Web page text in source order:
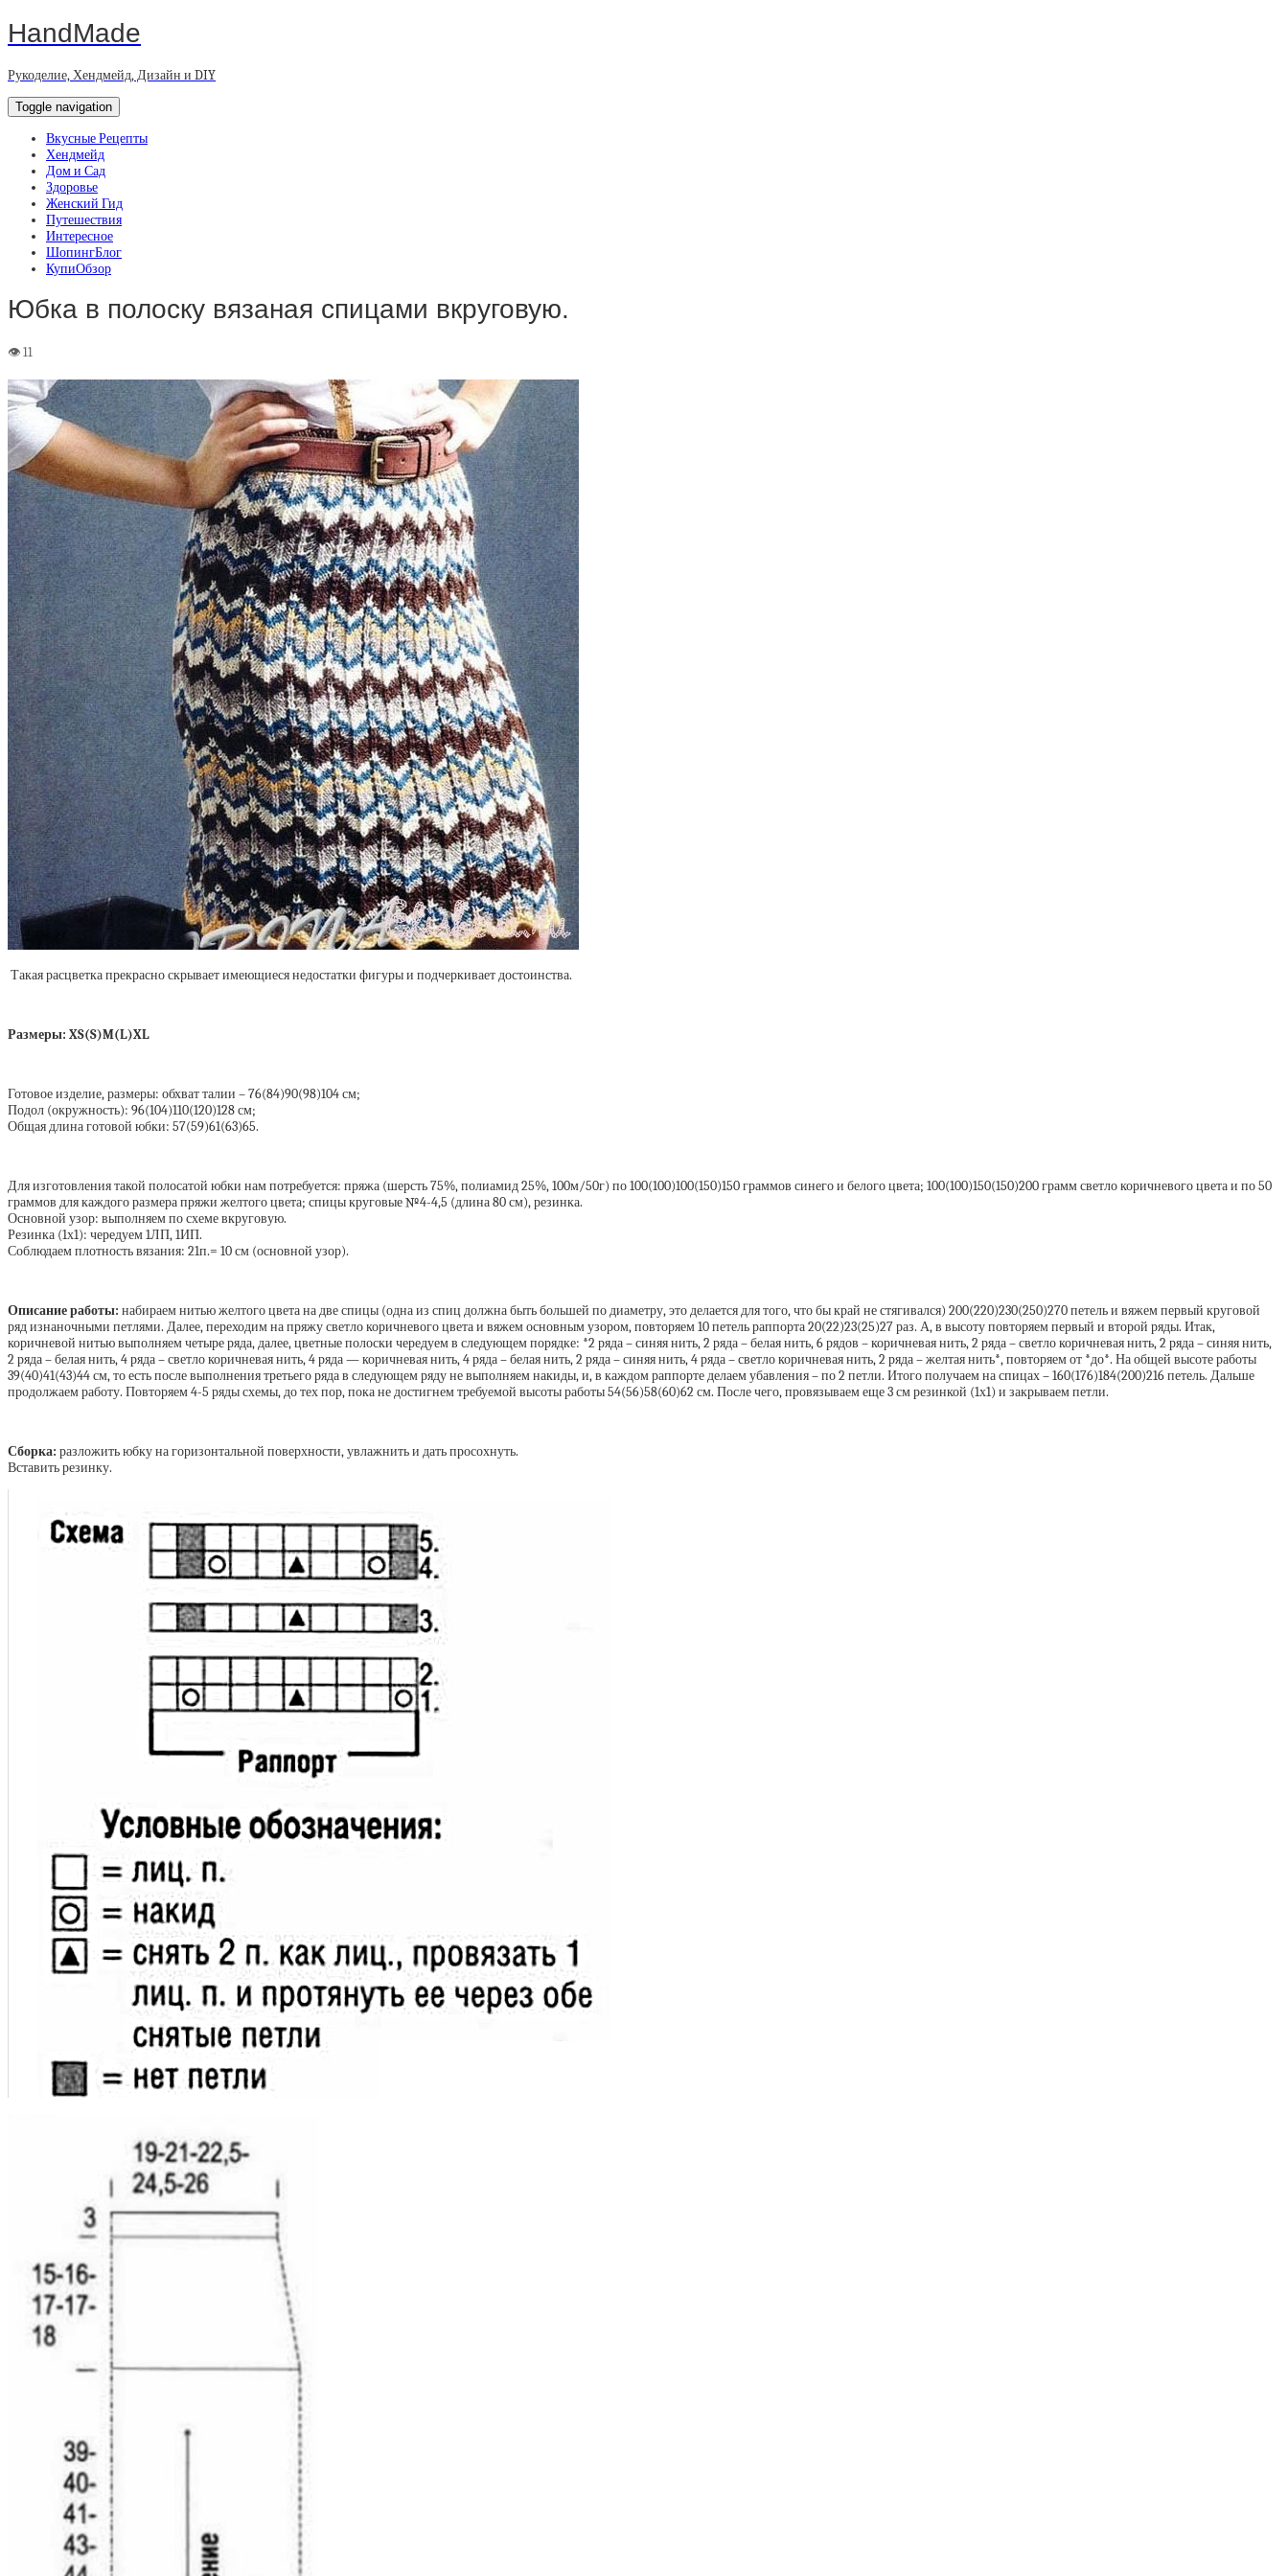
HandMade
Рукоделие, Хендмейд, Дизайн и DIY
Toggle navigation
Вкусные Рецепты
Хендмейд
Дом и Сад
Здоровье
Женский Гид
Путешествия
Интересное
ШопингБлог
КупиОбзор
Юбка в полоску вязаная спицами вкруговую.
Такая расцветка прекрасно скрывает имеющиеся недостатки фигуры и подчеркивает достоинства.
Размеры: XS(S)M(L)XL
Готовое изделие, размеры: обхват талии – 76(84)90(98)104 см;
Подол (окружность): 96(104)110(120)128 см;
Общая длина готовой юбки: 57(59)61(63)65.
Для изготовления такой полосатой юбки нам потребуется: пряжа (шерсть 75%, полиамид 25%, 100м/50г) по 100(100)100(150)150 граммов синего и белого цвета; 100(100)150(150)200 грамм светло коричневого цвета и по 50
граммов для каждого размера пряжи желтого цвета; спицы круговые №4-4,5 (длина 80 см), резинка.
Основной узор: выполняем по схеме вкруговую.
Резинка (1х1): чередуем 1ЛП, 1ИП.
Соблюдаем плотность вязания: 21п.= 10 см (основной узор).
Описание работы: набираем нитью желтого цвета на две спицы (одна из спиц должна быть большей по диаметру, это делается для того, что бы край не стягивался) 200(220)230(250)270 петель и вяжем первый круговой
ряд изнаночными петлями. Далее, переходим на пряжу светло коричневого цвета и вяжем основным узором, повторяем 10 петель раппорта 20(22)23(25)27 раз. А, в высоту повторяем первый и второй ряды. Итак,
коричневой нитью выполняем четыре ряда, далее, цветные полоски чередуем в следующем порядке: *2 ряда – синяя нить, 2 ряда – белая нить, 6 рядов – коричневая нить, 2 ряда – светло коричневая нить, 2 ряда – синяя нить,
2 ряда – белая нить, 4 ряда – светло коричневая нить, 4 ряда — коричневая нить, 4 ряда – белая нить, 2 ряда – синяя нить, 4 ряда – светло коричневая нить, 2 ряда – желтая нить*, повторяем от *до*. На общей высоте работы
39(40)41(43)44 см, то есть после выполнения третьего ряда в следующем ряду не выполняем накиды, и, в каждом раппорте делаем убавления – по 2 петли. Итого получаем на спицах – 160(176)184(200)216 петель. Дальше
продолжаем работу. Повторяем 4-5 ряды схемы, до тех пор, пока не достигнем требуемой высоты работы 54(56)58(60)62 см. После чего, провязываем еще 3 см резинкой (1х1) и закрываем петли.
Сборка: разложить юбку на горизонтальной поверхности, увлажнить и дать просохнуть.
Вставить резинку.